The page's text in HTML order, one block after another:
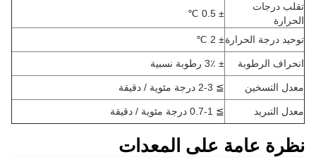
تقلب درجات
الحرارة
± 0.5 ℃
توحيد درجة الحرارة ± 2 ℃
انحراف الرطوبة ± 3٪ رطوبة نسبية
معدل التسخين ≧ 2-3 درجة مئوية / دقيقة
معدل التبريد ≧ 0.7-1 درجة مئوية / دقيقة
نظرة عامة على المعدات